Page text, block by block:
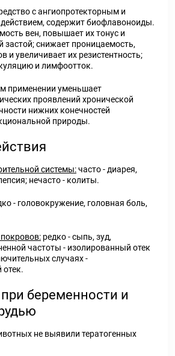
с ангиопротекторным и
содержит биофлавоноиды.
вен, повышает их тонус и
снижает проницаемость,
и увеличивает их резистентность;
и лимфоотток.
применении уменьшает
проявлений хронической
нижних конечностей
природы.
системы:часто - диарея,
нечасто - колиты.
- головокружение, головная боль,
редко - сыпь, зуд,
частоты - изолированный отек
случаях -
отек.
беременности и
не выявили тератогенных